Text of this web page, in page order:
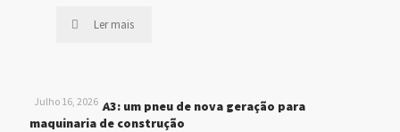
Ler mais
Julho 16, 2026
MICHELIN XHA3: um pneu de nova geração para
maquinaria de construção